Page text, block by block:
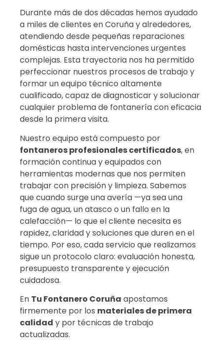
Durante más de dos décadas hemos ayudado
a miles de clientes en Coruña y alrededores,
atendiendo desde pequeñas reparaciones
domésticas hasta intervenciones urgentes
complejas. Esta trayectoria nos ha permitido
perfeccionar nuestros procesos de trabajo y
formar un equipo técnico altamente
cualificado, capaz de diagnosticar y solucionar
cualquier problema de fontanería con eficacia
desde la primera visita.
Nuestro equipo está compuesto por
fontaneros profesionales certificados, en
formación continua y equipados con
herramientas modernas que nos permiten
trabajar con precisión y limpieza. Sabemos
que cuando surge una avería —ya sea una
fuga de agua, un atasco o un fallo en la
calefacción— lo que el cliente necesita es
rapidez, claridad y soluciones que duren en el
tiempo. Por eso, cada servicio que realizamos
sigue un protocolo claro: evaluación honesta,
presupuesto transparente y ejecución
cuidadosa.
En Tu Fontanero Coruña apostamos
firmemente por los materiales de primera
calidad y por técnicas de trabajo
actualizadas.